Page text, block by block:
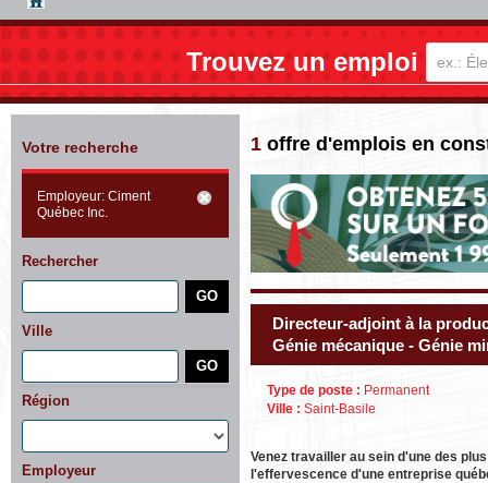
Trouvez un emploi
Votre recherche
Employeur: Ciment
Québec Inc.
Rechercher
Ville
Région
Employeur
1 offre d'emplois en
Directeur-adjoint à la
Génie mécanique - Génie
Type de poste : Permanent
Ville : Saint-Basile
Venez travailler au sein d'une des
l'effervescence d'une entreprise